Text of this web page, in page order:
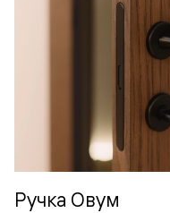
Ручка Овум